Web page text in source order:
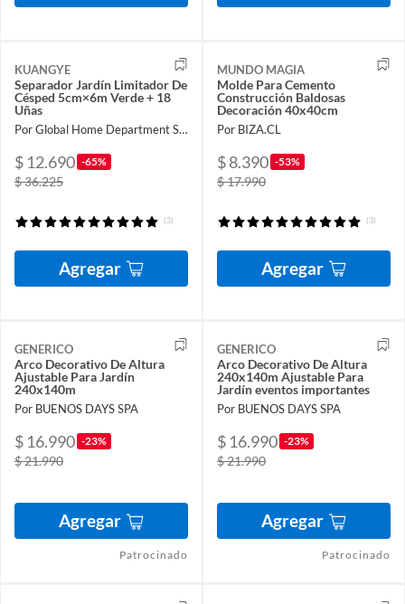
KUANGYE
Separador Jardín Limitador De
Césped 5cm×6m Verde + 18
Uñas
Por Global Home Department Store
$ 12.690 -65%
$ 36.225
(3)
Agregar
MUNDO MAGIA
Molde Para Cemento
Construcción Baldosas
Decoración 40x40cm
Por BIZA.CL
$ 8.390 -53%
$ 17.990
(3)
Agregar
GENERICO
Arco Decorativo De Altura
Ajustable Para Jardín
240x140m
Por BUENOS DAYS SPA
$ 16.990 -23%
$ 21.990
Agregar
Patrocinado
GENERICO
Arco Decorativo De Altura
240x140m Ajustable Para
Jardín eventos importantes
Por BUENOS DAYS SPA
$ 16.990 -23%
$ 21.990
Agregar
Patrocinado